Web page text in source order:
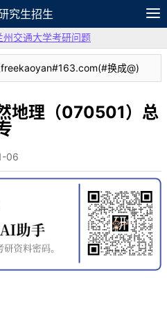
究生招生
APP 笔记
论坛
州交通大学考研问题
换成@)
地理（070501）总
06